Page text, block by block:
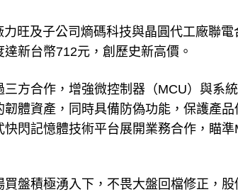
旺及子公司熵碼科技與晶圓代工廠聯
新台幣712元，創歷史新高價。
三方合作，增強微控制器（MCU）與系
韌體資產，同時具備防偽功能，保護產
閃記憶體技術平台展開業務合作，瞄
買盤積極湧入下，不畏大盤回檔修正，